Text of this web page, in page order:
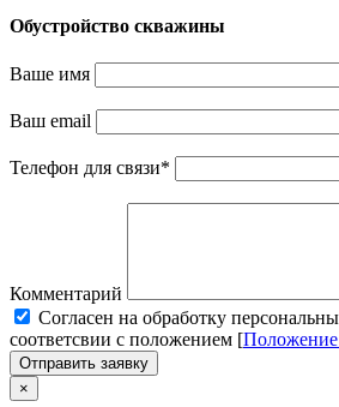
Обустройство скважины
Ваше имя
Ваш email
Телефон для связи*
Комментарий
Cогласен на обработку
соответсвии с положением [Положение
Отправить заявку
×